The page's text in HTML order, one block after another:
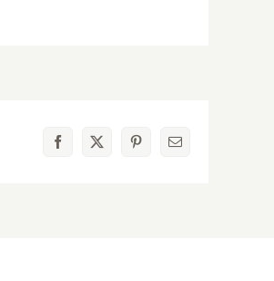
Facebook
X Pinterest
電